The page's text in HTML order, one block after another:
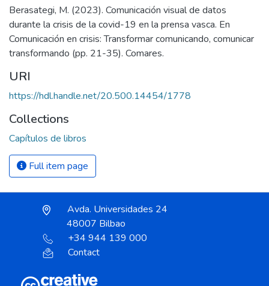
Berasategi, M. (2023). Comunicación visual de datos
durante la crisis de la covid-19 en la prensa vasca. En
Comunicación en crisis: Transformar comunicando, comunicar
transformando (pp. 21-35). Comares.
URI
https://hdl.handle.net/20.500.14454/1778
Collections
Capítulos de libros
Full item page
Avda. Universidades 24
48007 Bilbao
+34 944 139 000
Contact